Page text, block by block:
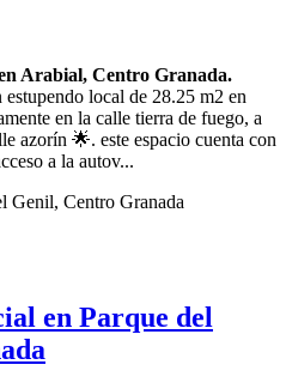
Arabial, Centro Granada.
local de 28.25 m2 en
en la calle tierra de fuego, a
azorín 🌟. este espacio cuenta con
a la autov...
en Parque del